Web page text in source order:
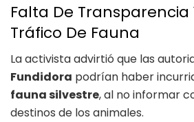
Falta De Transparencia
Tráfico De Fauna
La activista advirtió que las
Fundidora podrían haber
fauna silvestre, al no informar
destinos de los animales.